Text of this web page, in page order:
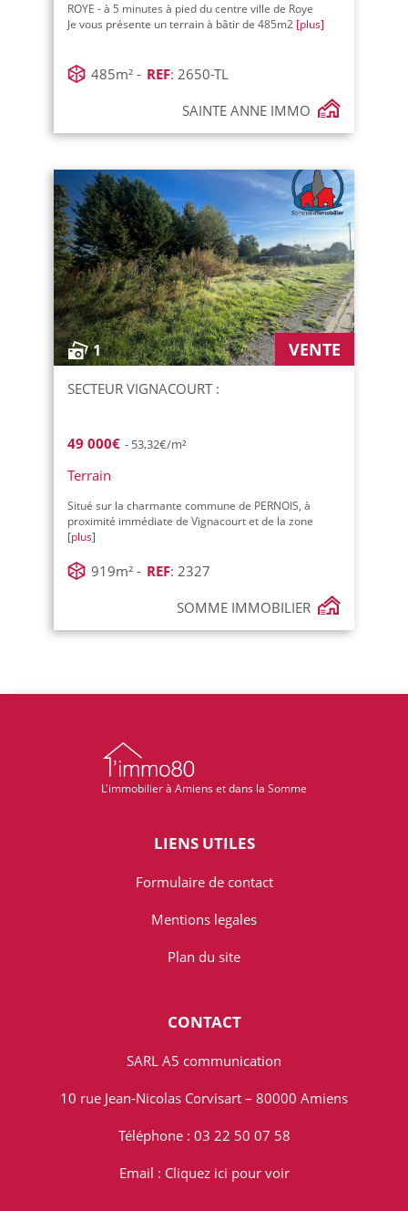
ROYE - à 5 minutes à pied du centre ville de Roye
Je vous présente un terrain à bâtir de 485m2 [plus]
485m² - REF: 2650-TL
SAINTE ANNE IMMO
1 VENTE
SECTEUR VIGNACOURT :
49 000€ - 53,32€/m²
Terrain
Situé sur la charmante commune de PERNOIS, à
proximité immédiate de Vignacourt et de la zone
[plus]
919m² - REF: 2327
SOMME IMMOBILIER
L'immobilier à Amiens et dans la Somme
LIENS UTILES
Formulaire de contact
Mentions legales
Plan du site
CONTACT
SARL A5 communication
10 rue Jean-Nicolas Corvisart – 80000 Amiens
Téléphone : 03 22 50 07 58
Email : Cliquez ici pour voir